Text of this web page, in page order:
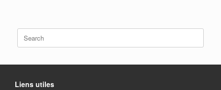
sur
Search
for:
Liens utiles